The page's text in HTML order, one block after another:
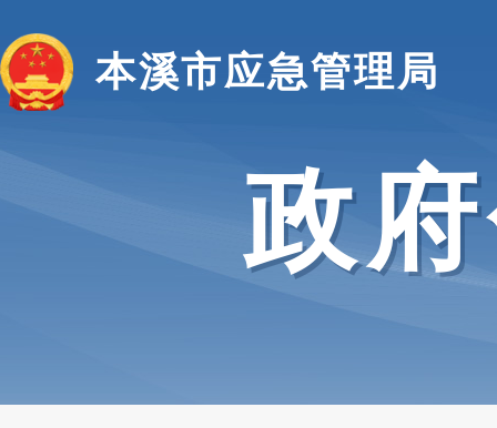
本溪市应急管理局
政